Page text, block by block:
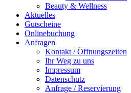
Beauty & Wellness
Aktuelles
Gutscheine
Onlinebuchung
Anfragen
Kontakt / Öffnungszeiten
Ihr Weg zu uns
Impressum
Datenschutz
Anfrage / Reservierung